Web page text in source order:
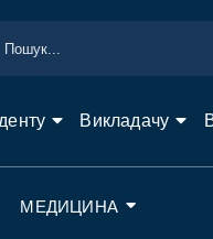
Викладачу
МЕДИЦИНА